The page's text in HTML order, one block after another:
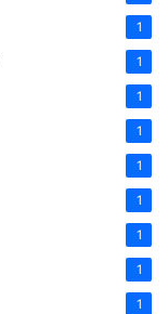
1
1
1
1
1
1
1
1
1